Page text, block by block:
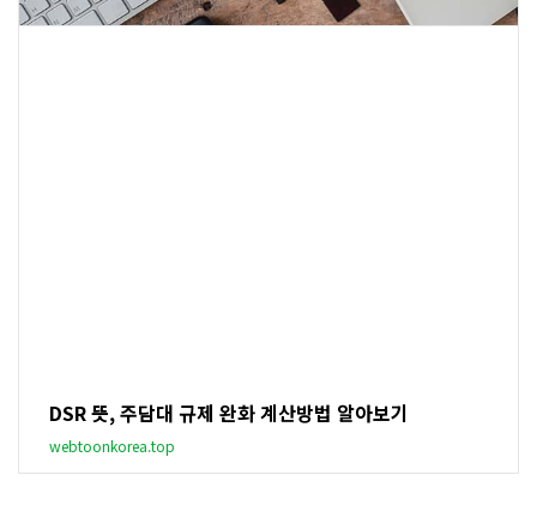
DSR 뜻, 주담대 규제 완화 계산방법 알아보기
webtoonkorea.top